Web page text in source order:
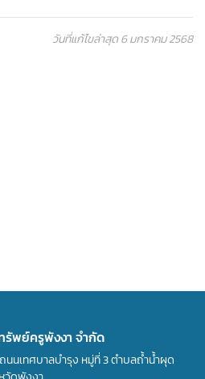
วันที่แก้ไขล่าสุด 6 มกราคม 2568
พย์ครูพังงา จำกัด
นนเทศบาลบำรุง หมู่ที่ 3 ตำบลถ้ำน้ำผุด